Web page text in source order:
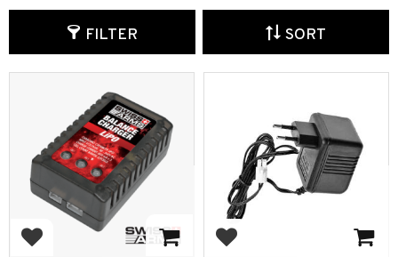
FILTER SORT
Add to favorites Add to favorites